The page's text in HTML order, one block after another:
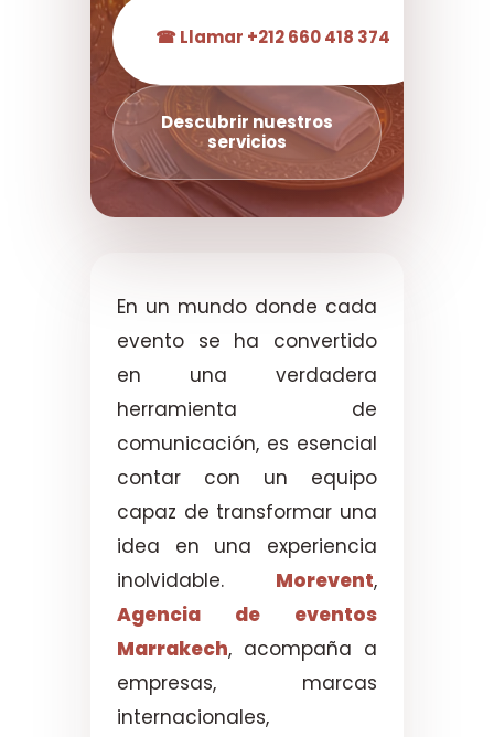
☎ Llamar +212 660 418 374
Descubrir nuestros
servicios
En un mundo donde cada
evento se ha convertido
en una verdadera
herramienta de
comunicación, es esencial
contar con un equipo
capaz de transformar una
idea en una experiencia
inolvidable. Morevent,
Agencia de eventos
Marrakech, acompaña a
empresas, marcas
internacionales,